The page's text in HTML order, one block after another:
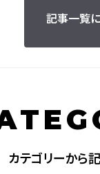
記事一覧
カテゴリーから